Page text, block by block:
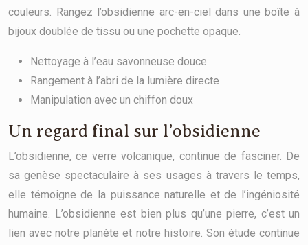
couleurs. Rangez l’obsidienne arc-en-ciel dans une boîte à
bijoux doublée de tissu ou une pochette opaque.
Nettoyage à l’eau savonneuse douce
Rangement à l’abri de la lumière directe
Manipulation avec un chiffon doux
Un regard final sur l’obsidienne
L’obsidienne, ce verre volcanique, continue de fasciner. De
sa genèse spectaculaire à ses usages à travers le temps,
elle témoigne de la puissance naturelle et de l’ingéniosité
humaine. L’obsidienne est bien plus qu’une pierre, c’est un
lien avec notre planète et notre histoire. Son étude continue